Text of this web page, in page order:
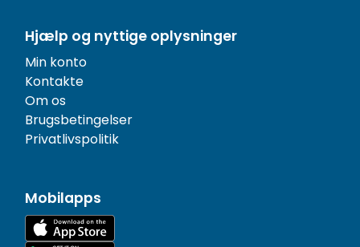
Hjælp og nyttige oplysninger
Min konto
Kontakte
Om os
Brugsbetingelser
Privatlivspolitik
Mobilapps